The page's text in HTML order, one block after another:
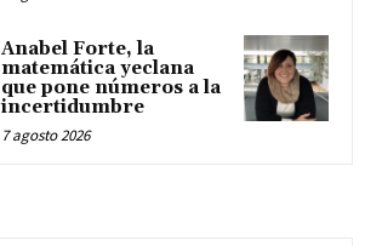
Anabel Forte, la
matemática yeclana
que pone números a la
incertidumbre
7 agosto 2026